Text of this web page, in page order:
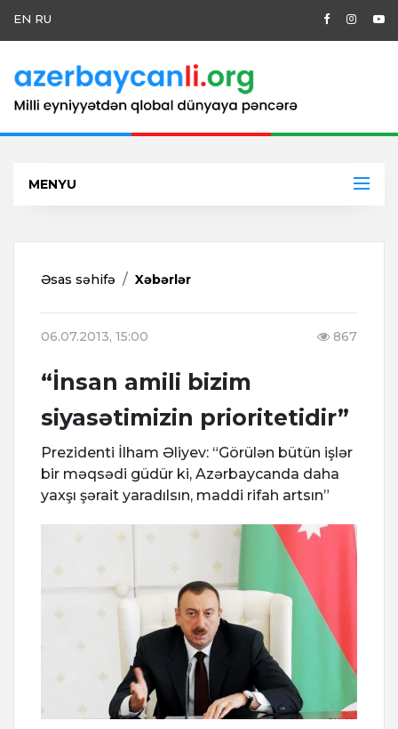
EN RU
MENYU
Əsas səhifə Xəbərlər
06.07.2013, 15:00 867
“İnsan amili bizim
siyasətimizin prioritetidir”
Prezidenti İlham Əliyev: “Görülən bütün işlər
bir məqsədi güdür ki, Azərbaycanda daha
yaxşı şərait yaradılsın, maddi rifah artsın”